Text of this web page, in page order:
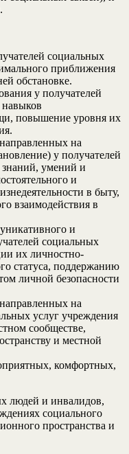
социальных
приближения
обстановке.
у получателей
повышение уровня их
на
у получателей
умений и
и
в быту,
взаимодействия в
и
социальных
их личностно-
статуса, поддержанию
личной безопасности
на
услуг учреждения
сообществе,
и местной
комфортных,
людей и инвалидов,
социального
пространства и